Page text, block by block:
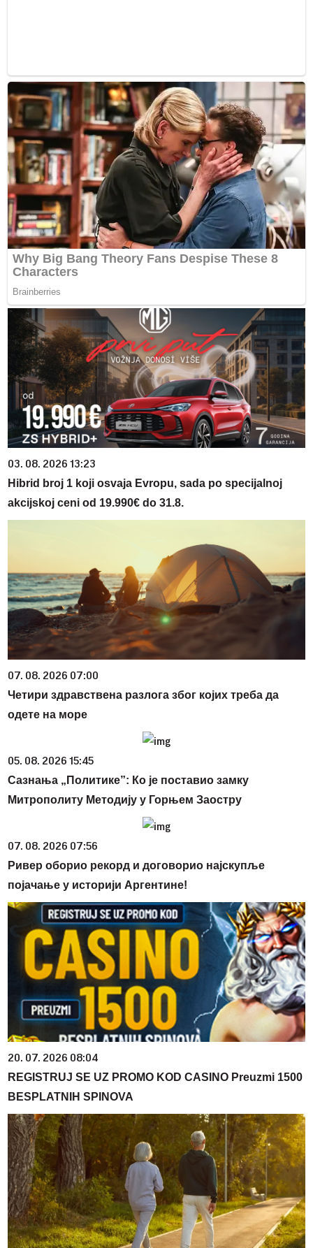
03. 08. 2026 13:23
Hibrid broj 1 koji osvaja Evropu, sada po specijalnoj
akcijskoj ceni od 19.990€ do 31.8.
07. 08. 2026 07:00
Четири здравствена разлога због којих треба да
одете на море
05. 08. 2026 15:45
Сазнања „Политике”: Ко је поставио замку
Митрополиту Методију у Горњем Заостру
07. 08. 2026 07:56
Ривер оборио рекорд и договорио најскупље
појачање у историји Аргентине!
20. 07. 2026 08:04
REGISTRUJ SE UZ PROMO KOD CASINO Preuzmi 1500
BESPLATNIH SPINOVA